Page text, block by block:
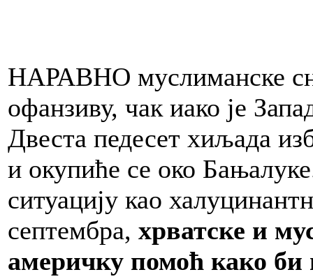
НАРАВНО муслиманске
офанзиву, чак иако је
Двеста педесет хиљада
и окупиће се око
ситуацију као
септембра, хрватске и
америчку помоћ како би